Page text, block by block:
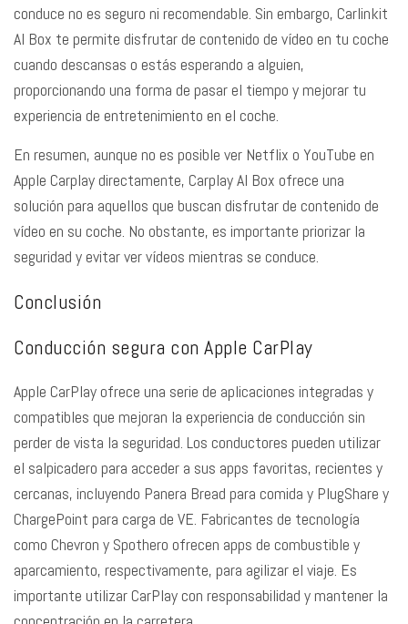
conduce no es seguro ni recomendable. Sin embargo, Carlinkit
AI Box te permite disfrutar de contenido de vídeo en tu coche
cuando descansas o estás esperando a alguien,
proporcionando una forma de pasar el tiempo y mejorar tu
experiencia de entretenimiento en el coche.
En resumen, aunque no es posible ver Netflix o YouTube en
Apple Carplay directamente, Carplay AI Box ofrece una
solución para aquellos que buscan disfrutar de contenido de
vídeo en su coche. No obstante, es importante priorizar la
seguridad y evitar ver vídeos mientras se conduce.
Conclusión
Conducción segura con Apple CarPlay
Apple CarPlay ofrece una serie de aplicaciones integradas y
compatibles que mejoran la experiencia de conducción sin
perder de vista la seguridad. Los conductores pueden utilizar
el salpicadero para acceder a sus apps favoritas, recientes y
cercanas, incluyendo Panera Bread para comida y PlugShare y
ChargePoint para carga de VE. Fabricantes de tecnología
como Chevron y Spothero ofrecen apps de combustible y
aparcamiento, respectivamente, para agilizar el viaje. Es
importante utilizar CarPlay con responsabilidad y mantener la